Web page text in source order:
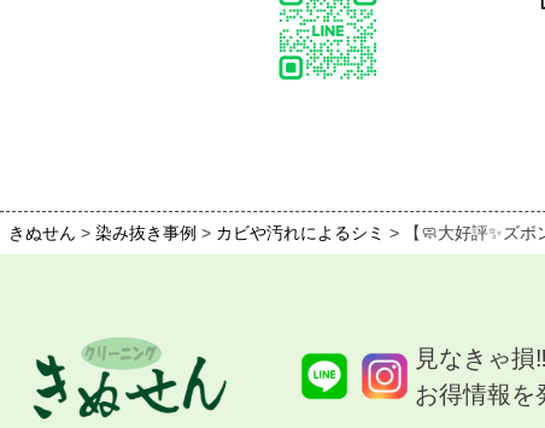
きぬせん > 染み抜き事例 > カビや汚れによるシミ > 【🧼大好評✨ズ
見なきゃ損‼
お得情報を